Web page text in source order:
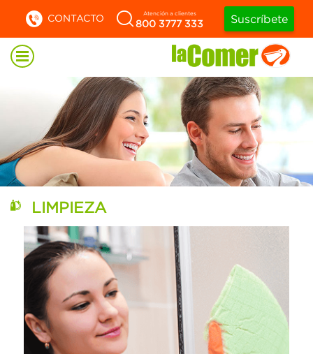
CONTACTO Atención a clientes
800 3777 333 Suscríbete
LIMPIEZA